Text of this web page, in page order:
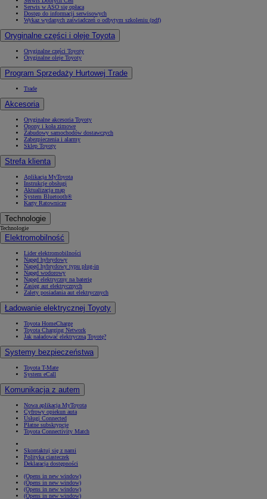
Serwis w ASO się opłaca
Dostęp do informacji serwisowych
Wykaz wydanych zaświadczeń o odbytym szkoleniu (pdf)
Oryginalne części i oleje Toyota
Oryginalne części Toyoty
Oryginalne oleje Toyoty
Program Sprzedaży Hurtowej Trade
Trade
Akcesoria
Oryginalne akcesoria Toyoty
Opony i koła zimowe
Zabudowy samochodów dostawczych
Zabezpieczenia i alarmy
Sklep Toyoty
Strefa klienta
Aplikacja MyToyota
Instrukcje obsługi
Aktualizacja map
System Bluetooth®
Karty Ratownicze
Technologie
Technologie
Elektromobilność
Lider elektromobilności
Napęd hybrydowy
Napęd hybrydowy typu plug-in
Napęd wodorowy
Napęd elektryczny na baterię
Zasięg aut elektrycznych
Zalety posiadania aut elektrycznych
Ładowanie elektrycznej Toyoty
Toyota HomeCharge
Toyota Charging Network
Jak naładować elektryczną Toyotę?
Systemy bezpieczeństwa
Toyota T-Mate
System eCall
Komunikacja z autem
Nowa aplikacja MyToyota
Cyfrowy opiekun auta
Usługi Connected
Płatne subskrypcje
Toyota Connectivity Match
Skontaktuj się z nami
Polityka ciasteczek
Deklaracja dostępności
(Opens in new window)
(Opens in new window)
(Opens in new window)
(Opens in new window)